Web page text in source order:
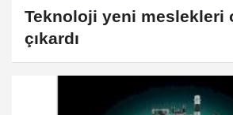
Teknoloji yeni meslekleri
çıkardı